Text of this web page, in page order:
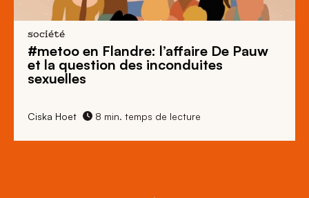
société
#metoo en Flandre: l’affaire De Pauw
et la question des inconduites
sexuelles
Ciska Hoet 8 min. temps de lecture